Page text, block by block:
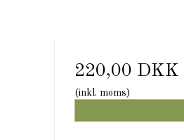
220,00 DKK
(inkl. moms)